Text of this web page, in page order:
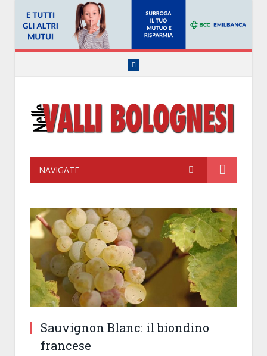
Facebook
NAVIGATE
Sauvignon Blanc: il biondino
francese